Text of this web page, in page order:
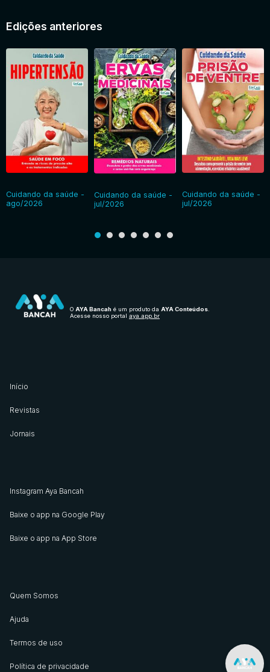
Edições anteriores
Cuidando da saúde -
ago/2026
Cuidando da saúde -
jul/2026
Cuidando da saúde -
jul/2026
O AYA Bancah é um produto da AYA Conteúdos
Acesse nosso portal aya.app.br
Início
Revistas
Jornais
Instagram Aya Bancah
Baixe o app na Google Play
Baixe o app na App Store
Quem Somos
Ajuda
Termos de uso
Política de privacidade